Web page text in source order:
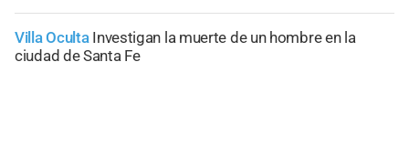
Villa Oculta Investigan la muerte de un hombre en la
ciudad de Santa Fe